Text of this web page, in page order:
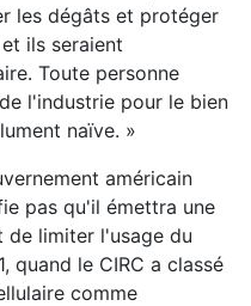
les dégâts et protéger
ils seraient
Toute personne
l'industrie pour le bien
naïve. »
américain
pas qu'il émettra une
de limiter l'usage du
quand le CIRC a classé
comme